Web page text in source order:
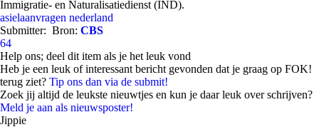
Immigratie- en Naturalisatiedienst (IND).
asielaanvragen nederland
Submitter: Bron: CBS
64
Help ons; deel dit item als je het leuk vond
Heb je een leuk of interessant bericht gevonden dat je graag op FOK!
terug ziet? Tip ons dan via de submit!
Zoek jij altijd de leukste nieuwtjes en kun je daar leuk over schrijven?
Meld je aan als nieuwsposter!
Jippie